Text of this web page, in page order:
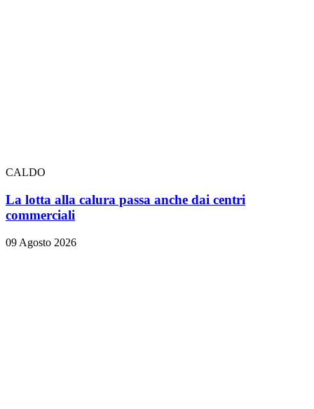
CALDO
La lotta alla calura passa anche dai centri
commerciali
09 Agosto 2026